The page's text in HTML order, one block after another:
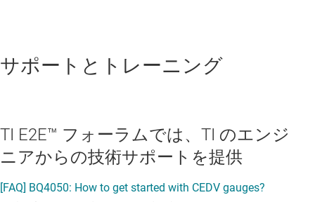
サポートとトレーニング
TI E2E™ フォーラムでは、TI のエンジ
ニアからの技術サポートを提供